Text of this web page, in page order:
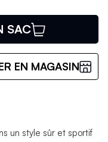
SAC
EN MAGASIN
un style sûr et sportif